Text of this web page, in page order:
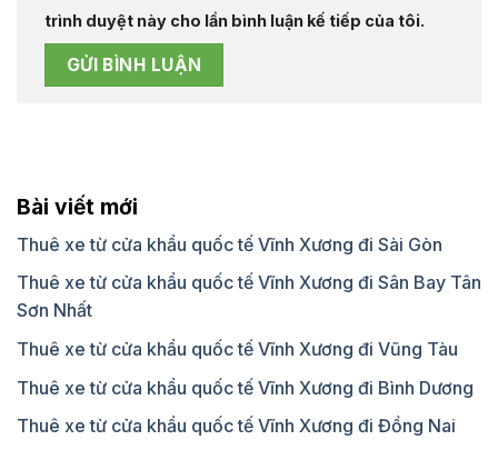
trình duyệt này cho lần bình luận kế tiếp của tôi.
Bài viết mới
Thuê xe từ cửa khẩu quốc tế Vĩnh Xương đi Sài Gòn
Thuê xe từ cửa khẩu quốc tế Vĩnh Xương đi Sân Bay Tân
Sơn Nhất
Thuê xe từ cửa khẩu quốc tế Vĩnh Xương đi Vũng Tàu
Thuê xe từ cửa khẩu quốc tế Vĩnh Xương đi Bình Dương
Thuê xe từ cửa khẩu quốc tế Vĩnh Xương đi Đồng Nai